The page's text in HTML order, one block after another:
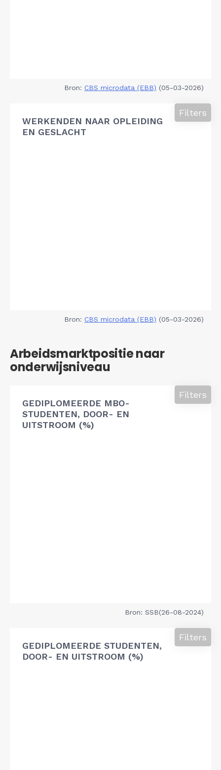
Bron: CBS microdata (EBB) (05-03-2026)
WERKENDEN NAAR OPLEIDING
EN GESLACHT
Filters
Bron: CBS microdata (EBB) (05-03-2026)
Arbeidsmarktpositie naar
onderwijsniveau
GEDIPLOMEERDE MBO-
STUDENTEN, DOOR- EN
UITSTROOM (%)
Filters
Bron: SSB(26-08-2024)
GEDIPLOMEERDE STUDENTEN,
DOOR- EN UITSTROOM (%)
Filters